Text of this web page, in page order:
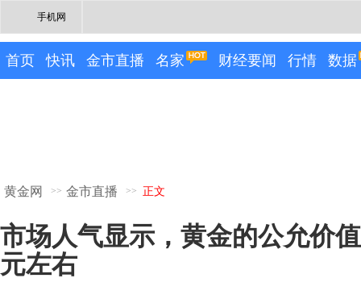
手机网
首页 快讯 金市直播 名家 财经要闻 行情 数据
黄金网 >> 金市直播 >> 正文
市场人气显示，黄金的公允价
元左右